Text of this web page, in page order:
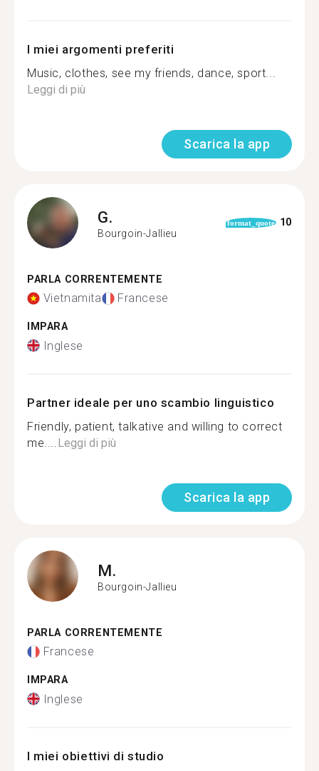
I miei argomenti preferiti
Music, clothes, see my friends, dance, sport...
Leggi di più
Scarica la app
G.
Bourgoin-Jallieu
format_quote 10
PARLA CORRENTEMENTE
Vietnamita Francese
IMPARA
Inglese
Partner ideale per uno scambio linguistico
Friendly, patient, talkative and willing to correct
me.... Leggi di più
Scarica la app
M.
Bourgoin-Jallieu
PARLA CORRENTEMENTE
Francese
IMPARA
Inglese
I miei obiettivi di studio